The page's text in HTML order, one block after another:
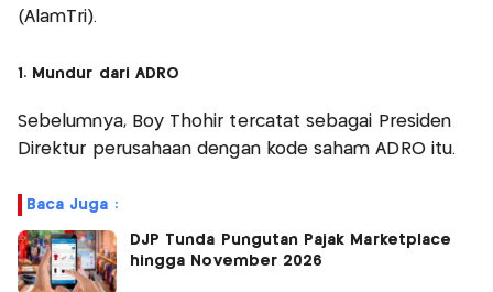
(AlamTri).
1. Mundur dari ADRO
Sebelumnya, Boy Thohir tercatat sebagai Presiden
Direktur perusahaan dengan kode saham ADRO itu.
Baca Juga :
DJP Tunda Pungutan Pajak Marketplace
hingga November 2026